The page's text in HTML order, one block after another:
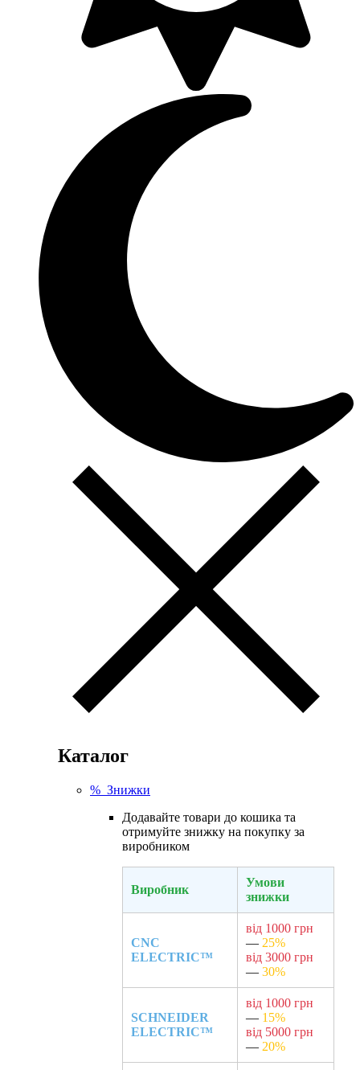
Каталог
% Знижки
Додавайте товари до кошика та
отримуйте знижку на покупку за
виробником
Виробник
Умови
знижки
CNC
ELECTRIC™
від 1000 грн
— 25%
від 3000 грн
— 30%
SCHNEIDER
ELECTRIC™
від 1000 грн
— 15%
від 5000 грн
— 20%